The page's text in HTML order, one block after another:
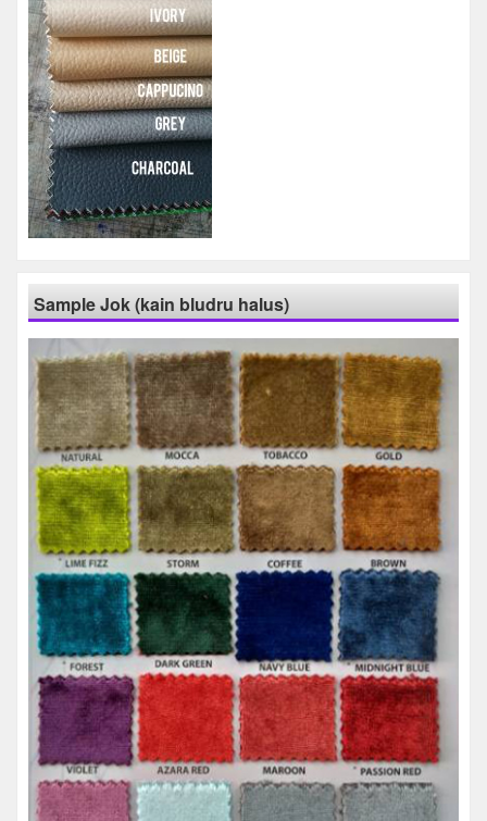
Sample Jok (kain bludru halus)